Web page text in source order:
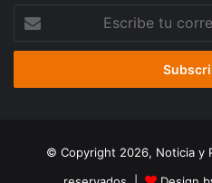
correo
© Copyright 2026, Noticia y